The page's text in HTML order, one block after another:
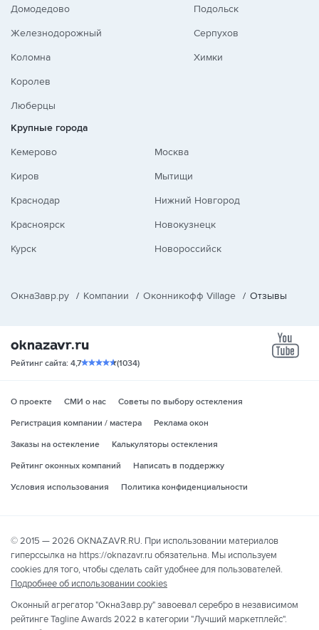
Домодедово
Железнодорожный
Коломна
Королев
Люберцы
Подольск
Серпухов
Химки
Крупные города
Кемерово
Киров
Краснодар
Красноярск
Курск
Москва
Мытищи
Нижний Новгород
Новокузнецк
Новороссийск
ОкнаЗавр.ру / Компании / Оконникофф Village / Отзывы
Рейтинг сайта: 4,7 (1034)
О проекте СМИ о нас
Советы по выбору остекления
Регистрация компании / мастера
Реклама окон
Заказы на остекление
Калькуляторы остекления
Рейтинг оконных компаний
Написать в поддержку
Условия использования
Политика конфиденциальности
© 2015 — 2026 OKNAZAVR.RU. При использовании материалов
гиперссылка на https://oknazavr.ru обязательна. Мы используем
cookies для того, чтобы сделать сайт удобнее для пользователей.
Подробнее об использовании cookies
Оконный агрегатор "ОкнаЗавр.ру" завоевал серебро в независимом
рейтинге Tagline Awards 2022 в категории "Лучший маркетплейс".